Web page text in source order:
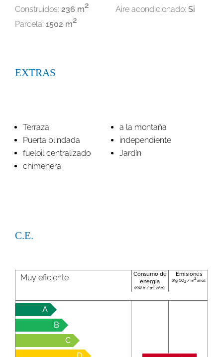
Construidos: 236 m2
Parcela: 1502 m2
Aire acondicionado: Si
EXTRAS
Terraza
Puerta blindada
fueloil centralizado
chimenera
a la montaña
independiente
Jardín
C.E.
Muy eficiente
Consumo de
energía
(KW h / m2 año):
Emisiones
(Kg CO2/ m2año):
A
B
C